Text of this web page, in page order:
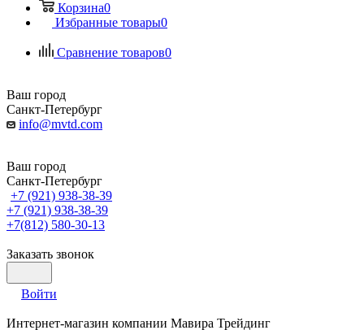
Корзина0
Избранные товары0
Сравнение товаров0
Ваш город
Санкт-Петербург
info@mvtd.com
Ваш город
Санкт-Петербург
+7 (921) 938-38-39
+7 (921) 938-38-39
+7(812) 580-30-13
Заказать звонок
Войти
Интернет-магазин компании Мавира Трейдинг